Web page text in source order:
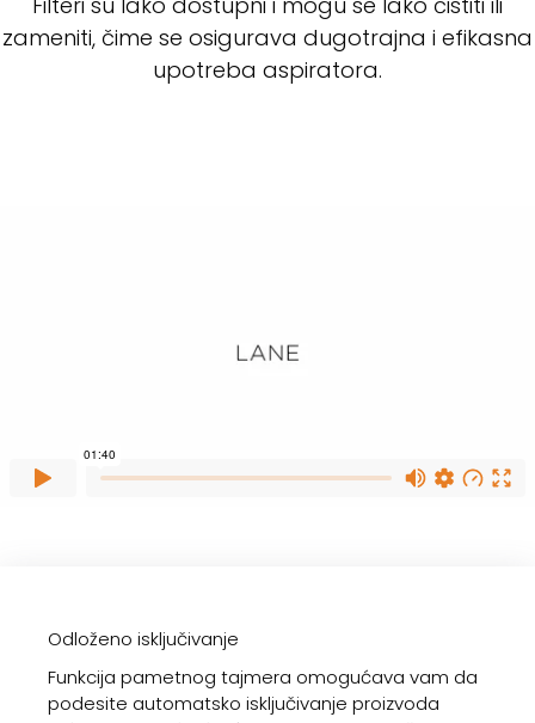
zameniti, čime se osigurava dugotrajna i efikasna
upotreba aspiratora.
Odloženo isključivanje
Funkcija pametnog tajmera omogućava vam da
podesite automatsko isključivanje proizvoda